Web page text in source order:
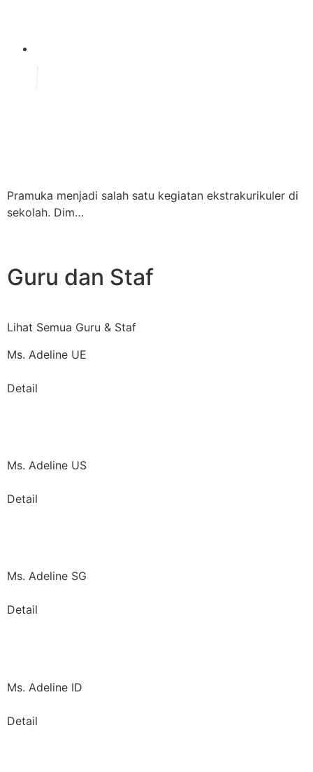
Pramuka menjadi salah satu kegiatan ekstrakurikuler di
sekolah. Dim…
Guru dan Staf
Lihat Semua Guru & Staf
Ms. Adeline UE
Detail
Ms. Adeline US
Detail
Ms. Adeline SG
Detail
Ms. Adeline ID
Detail